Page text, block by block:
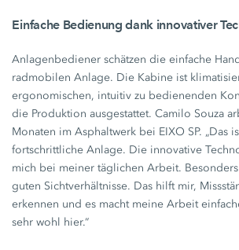
Einfache Bedienung dank innovativer
Anlagenbediener schätzen die einfache
radmobilen Anlage. Die Kabine ist
ergonomischen, intuitiv zu bedienenden
die Produktion ausgestattet.Camilo Souza
Monaten im Asphaltwerk bei EIXO SP. „Das
fortschrittliche Anlage. Die innovative
mich bei meiner täglichen Arbeit.
guten Sichtverhältnisse. Das hilft mir,
erkennen und es macht meine Arbeit
sehr wohl hier.“